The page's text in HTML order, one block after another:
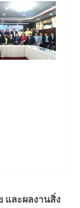
และผลงานสิ่ง